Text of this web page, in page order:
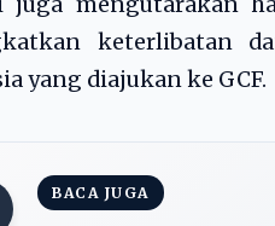
keterlibatan
yang diajukan ke GCF.
BACA JUGA